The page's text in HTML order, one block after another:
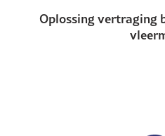
Oplossing vertraging